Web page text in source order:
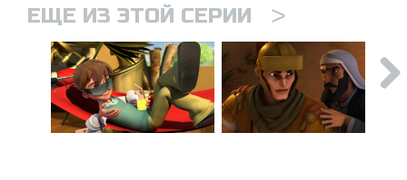
ЕЩЕ ИЗ ЭТОЙ СЕРИИ >